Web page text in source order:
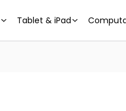
Tablet & iPad